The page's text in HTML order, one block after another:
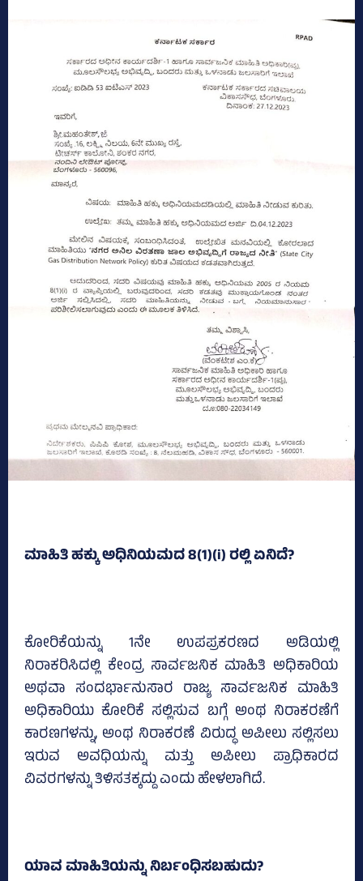
ಮಾಹಿತಿ ಹಕ್ಕು ಅಧಿನಿಯಮದ 8(1)(i) ರಲ್ಲಿ ಏನಿದೆ?
ಕೋರಿಕೆಯನ್ನು 1ನೇ ಉಪಪ್ರಕರಣದ ಅಡಿಯಲ್ಲಿ
ನಿರಾಕರಿಸಿದಲ್ಲಿ ಕೇಂದ್ರ ಸಾರ್ವಜನಿಕ ಮಾಹಿತಿ ಅಧಿಕಾರಿಯ
ಅಥವಾ ಸಂದರ್ಭಾನುಸಾರ ರಾಜ್ಯ ಸಾರ್ವಜನಿಕ ಮಾಹಿತಿ
ಅಧಿಕಾರಿಯು ಕೋರಿಕೆ ಸಲ್ಲಿಸುವ ಬಗ್ಗೆ ಅಂಥ ನಿರಾಕರಣೆಗೆ
ಕಾರಣಗಳನ್ನು, ಅಂಥ ನಿರಾಕರಣೆ ವಿರುದ್ಧ ಅಪೀಲು ಸಲ್ಲಿಸಲು
ಇರುವ ಅವಧಿಯನ್ನು ಮತ್ತು ಅಪೀಲು ಪ್ರಾಧಿಕಾರದ
ವಿವರಗಳನ್ನು ತಿಳಿಸತಕ್ಕದ್ದು ಎಂದು ಹೇಳಲಾಗಿದೆ.
ಯಾವ ಮಾಹಿತಿಯನ್ನು ನಿರ್ಬಂಧಿಸಬಹುದು?